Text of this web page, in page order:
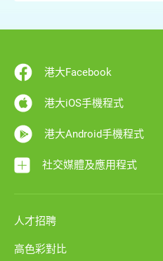
港大Facebook
港大iOS手機程式
港大Android手機程式
社交媒體及應用程式
人才招聘
高色彩對比